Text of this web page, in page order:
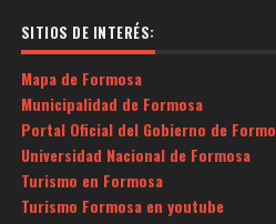
SITIOS DE INTERÉS:
Mapa de Formosa
Municipalidad de Formosa
Portal Oficial del Gobierno de
Universidad Nacional de Formosa
Turismo en Formosa
Turismo Formosa en youtube